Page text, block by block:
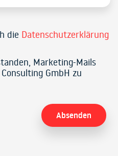
die Datenschutzerklärung
Marketing-Mails
GmbH zu